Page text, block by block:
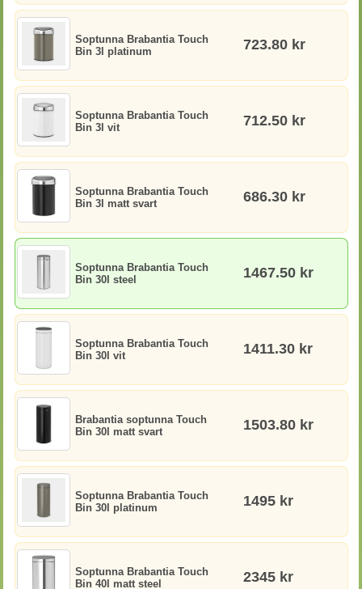
Soptunna Brabantia Touch
Bin 3l platinum
723.80 kr
Soptunna Brabantia Touch
Bin 3l vit
712.50 kr
Soptunna Brabantia Touch
Bin 3l matt svart
686.30 kr
Soptunna Brabantia Touch
Bin 30l steel
1467.50 kr
Soptunna Brabantia Touch
Bin 30l vit
1411.30 kr
Brabantia soptunna Touch
Bin 30l matt svart
1503.80 kr
Soptunna Brabantia Touch
Bin 30l platinum
1495 kr
Soptunna Brabantia Touch
Bin 40l matt steel
2345 kr